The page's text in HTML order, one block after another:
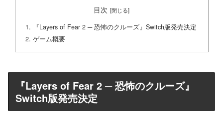
目次
『Layers of Fear 2 ─ 恐怖のクルーズ』Switch版発売決定
ゲーム概要
『Layers of Fear 2 ─ 恐怖のクルーズ』
Switch版発売決定